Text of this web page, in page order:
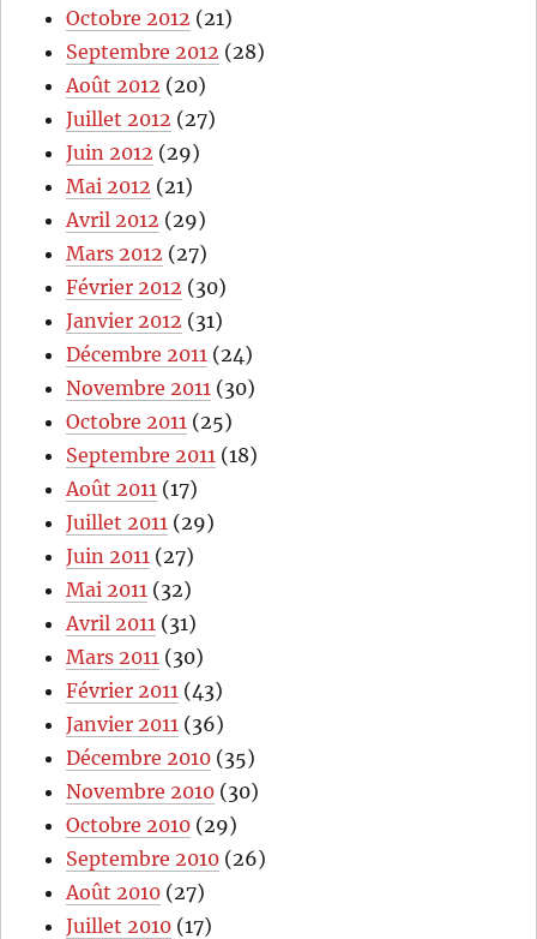
Octobre 2012 (21)
Septembre 2012 (28)
Août 2012 (20)
Juillet 2012 (27)
Juin 2012 (29)
Mai 2012 (21)
Avril 2012 (29)
Mars 2012 (27)
Février 2012 (30)
Janvier 2012 (31)
Décembre 2011 (24)
Novembre 2011 (30)
Octobre 2011 (25)
Septembre 2011 (18)
Août 2011 (17)
Juillet 2011 (29)
Juin 2011 (27)
Mai 2011 (32)
Avril 2011 (31)
Mars 2011 (30)
Février 2011 (43)
Janvier 2011 (36)
Décembre 2010 (35)
Novembre 2010 (30)
Octobre 2010 (29)
Septembre 2010 (26)
Août 2010 (27)
Juillet 2010 (17)